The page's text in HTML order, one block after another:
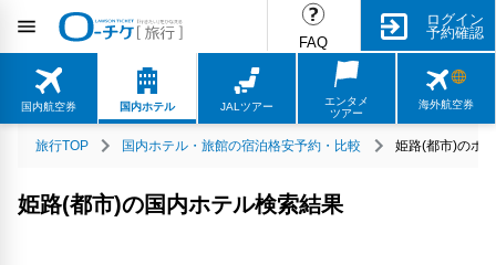
FAQ
ログイン
予約確認
国内航空券 国内ホテル JALツアー
エンタメ
ツアー
海外航空券
旅行TOP 国内ホテル・旅館の宿泊格安予約・比較 姫路(都市)のホ
姫路(都市)の国内ホテル検索結果